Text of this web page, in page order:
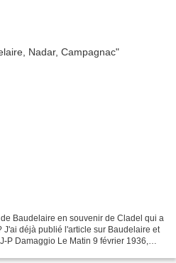
Baudelaire en souvenir de Cladel qui a
J'ai déjà publié l'article sur Baudelaire et
P Damaggio Le Matin 9 février 1936,